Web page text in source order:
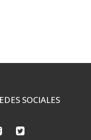
SOCIALES